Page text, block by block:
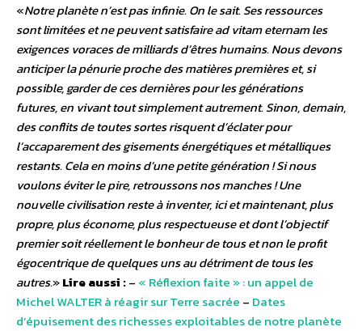
«Notre planète n’est pas infinie. On le sait. Ses ressources
sont limitées et ne peuvent satisfaire ad vitam eternam les
exigences voraces de milliards d’êtres humains. Nous devons
anticiper la pénurie proche des matières premières et, si
possible, garder de ces dernières pour les générations
futures, en vivant tout simplement autrement. Sinon, demain,
des conflits de toutes sortes risquent d’éclater pour
l’accaparement des gisements énergétiques et métalliques
restants. Cela en moins d’une petite génération ! Si nous
voulons éviter le pire, retroussons nos manches ! Une
nouvelle civilisation reste à inventer, ici et maintenant, plus
propre, plus économe, plus respectueuse et dont l’objectif
premier soit réellement le bonheur de tous et non le profit
égocentrique de quelques uns au détriment de tous les
autres.»Lire aussi :– « Réflexion faite » : un appel de
Michel WALTER à réagir sur Terre sacrée – Dates
d’épuisement des richesses exploitables de notre planète